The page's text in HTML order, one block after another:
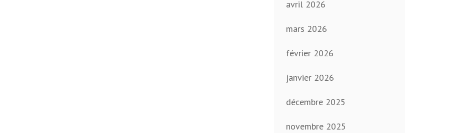
avril 2026
mars 2026
février 2026
janvier 2026
décembre 2025
novembre 2025